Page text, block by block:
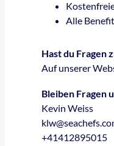
Alle
Hast du Fragen
Auf unserer
Bleiben Fragen
Kevin Weiss
+41412895015